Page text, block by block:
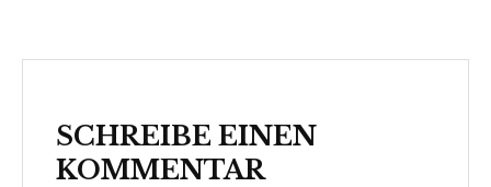
SCHREIBE EINEN
KOMMENTAR